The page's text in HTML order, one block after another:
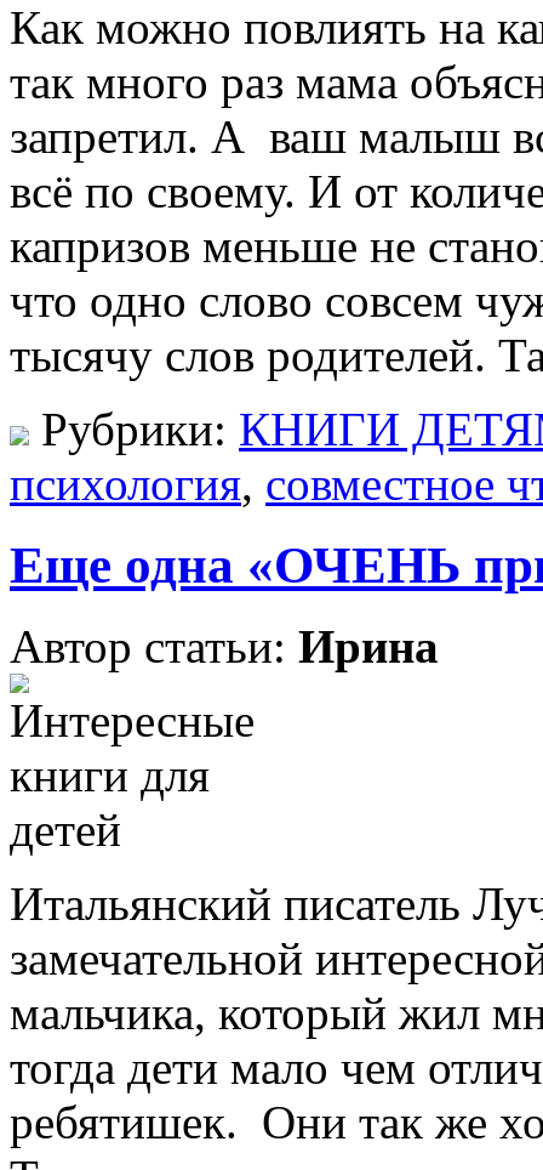
Как можно повлиять на
так много раз мама
запретил. А ваш малыш
всё по своему. И от
капризов меньше не
что одно слово совсем
тысячу слов родителей.
Рубрики: КНИГИ
психология, совместное
Еще одна «ОЧЕНЬ
Автор статьи: Ирина
Итальянский писатель
замечательной
мальчика, который жил
тогда дети мало чем
ребятишек. Они так же